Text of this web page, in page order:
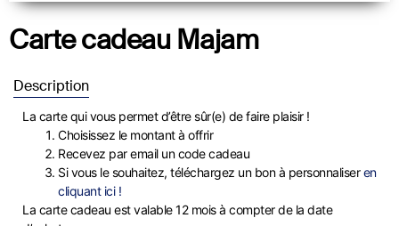
Carte cadeau Majam
Description
La carte qui vous permet d’être sûr(e) de faire plaisir !
Choisissez le montant à offrir
Recevez par email un code cadeau
Si vous le souhaitez, téléchargez un bon à personnaliseren
cliquant ici !
La carte cadeau est valable 12 mois à compter de la date